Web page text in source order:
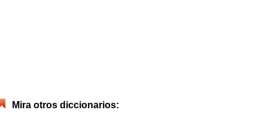
Mira otros diccionarios: